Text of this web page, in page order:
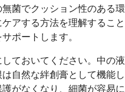
菌でクッション性のある環
アする方法を理解すること
ポートします。
ておいてください。中の液
自然な絆創膏として機能し
がなくなり、細菌が容易に